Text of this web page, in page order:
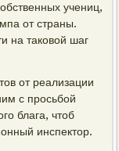
учениц,
от страны.
на таковой шаг
от реализации
с просьбой
блага, чтоб
инспектор.